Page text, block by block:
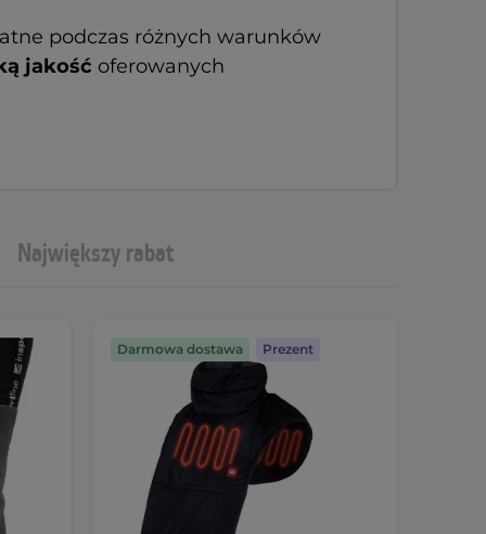
podczas różnych warunków
jakość oferowanych
Największy rabat
Darmowa dostawa Prezent